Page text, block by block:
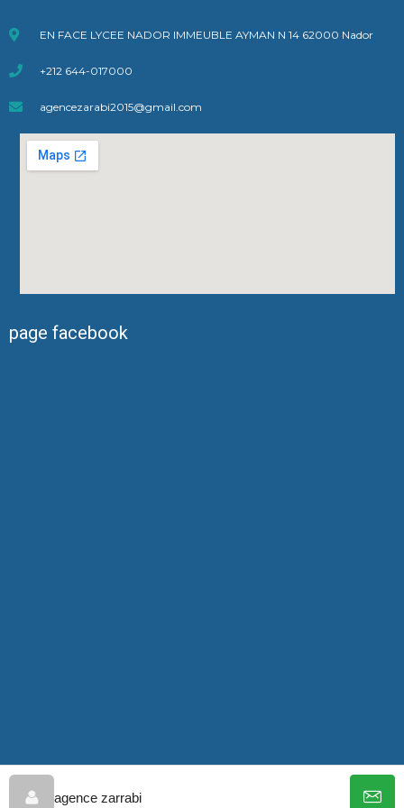
agence zarrabi
EN FACE LYCEE NADOR IMMEUBLE AYMAN N 14 62000 Nador
+212 644-017000
agencezarabi2015@gmail.com
page facebook